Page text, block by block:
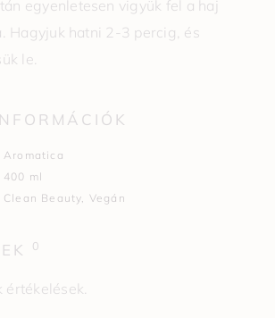
egyenletesen vigyük fel a haj
Hagyjuk hatni 2-3 percig, és
le.
Aromatica
400 ml
Clean Beauty Vegán
0
értékelések.